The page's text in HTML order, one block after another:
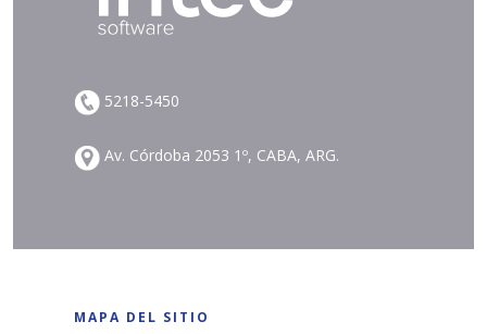
5218-5450
Av. Córdoba 2053 1º, CABA, ARG.
MAPA DEL SITIO